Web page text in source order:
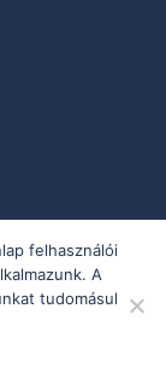
felhasználói
A
tudomásul